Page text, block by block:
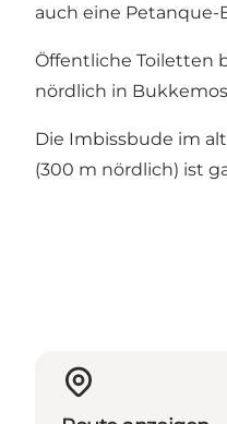
auch eine Petanque-
Öffentliche Toiletten
nördlich in
Die Imbissbude im
(300 m nördlich) ist